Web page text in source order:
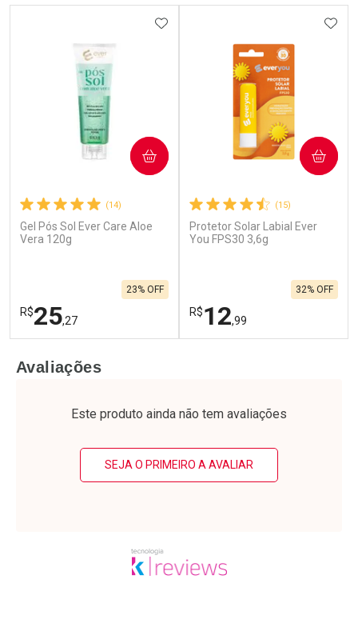
(14)
Gel Pós Sol Ever Care Aloe
Vera 120g
R$25,27
23% OFF
ADICIONAR AOS FAVORITOS
COMPRAR
Laboratório
Por Menos
(15)
Protetor Solar Labial Ever
You FPS30 3,6g
R$12,99
32% OFF
COMPRAR
Laboratório
Por Menos
Avaliações
Este produto ainda não tem avaliações
SEJA O PRIMEIRO A AVALIAR